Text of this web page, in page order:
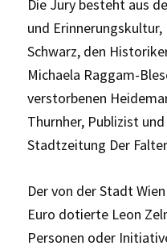
Die Jury besteht aus
und
Schwarz, den
Michaela Raggam-
verstorbenen
Thurnher, Publizist
Stadtzeitung Der
Der von der Stadt
Euro dotierte Leon
Personen oder